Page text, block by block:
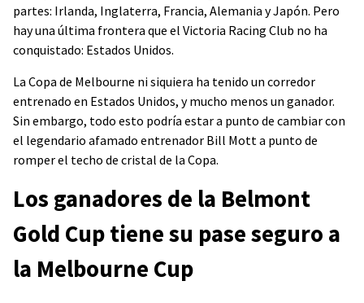
partes: Irlanda, Inglaterra, Francia, Alemania y Japón. Pero
hay una última frontera que el Victoria Racing Club no ha
conquistado: Estados Unidos.
La Copa de Melbourne ni siquiera ha tenido un corredor
entrenado en Estados Unidos, y mucho menos un ganador.
Sin embargo, todo esto podría estar a punto de cambiar con
el legendario afamado entrenador Bill Mott a punto de
romper el techo de cristal de la Copa.
Los ganadores de la Belmont
Gold Cup tiene su pase seguro a
la Melbourne Cup